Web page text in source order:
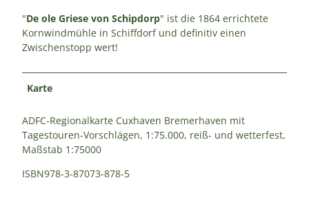
"De ole Griese von Schipdorp" ist die 1864 errichtete
Kornwindmühle in Schiffdorf und definitiv einen
Zwischenstopp wert!
Karte
ADFC-Regionalkarte Cuxhaven Bremerhaven mit
Tagestouren-Vorschlägen, 1:75.000, reiß- und wetterfest,
Maßstab 1:75000
ISBN978-3-87073-878-5